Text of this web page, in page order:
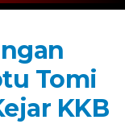
Tomi
KKB